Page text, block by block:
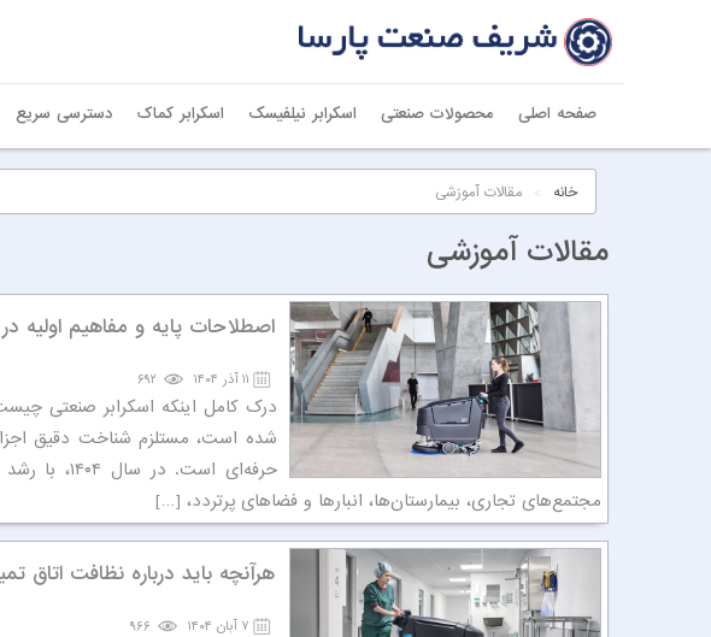
صفحه اصلی محصولات صنعتی اسکرابر نیلفیسک اسکرابر کماک دسترسی سریع
خانه > مقالات آموزشی
مقالات آموزشی
اصطلاحات پایه و مفاهیم اولیه
۱۱ آذر ۱۴۰۴
درک کامل اینکه اسکرابر صنعتی
شده است، مستلزم شناخت دقیق
حرفه‌ای
مجتمع‌های تجاری، بیمارستان‌ها، انبارها و فضاهای پرتردد، […]
هرآنچه باید درباره نظافت اتاق
۷ آبان ۱۴۰۴